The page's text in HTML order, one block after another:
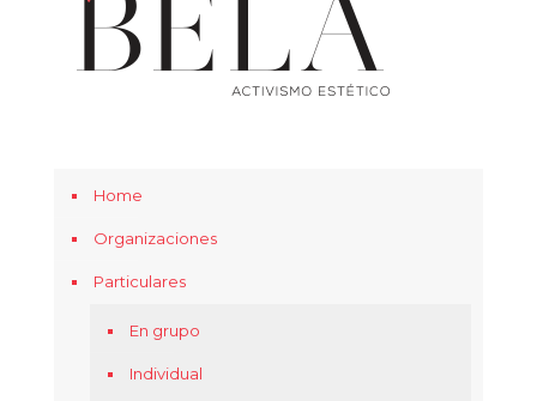
Home
Organizaciones
Particulares
En grupo
Individual